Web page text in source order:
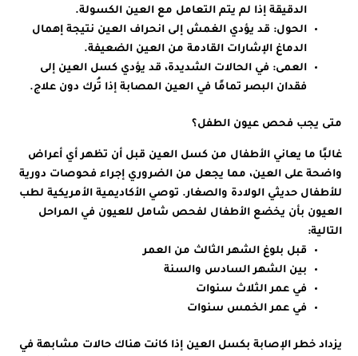
الدقيقة إذا لم يتم التعامل مع العين الكسولة.
الحول: قد يؤدي الغمش إلى انحراف العين نتيجة إهمال
الدماغ الإشارات القادمة من العين الضعيفة.
العمى: في الحالات الشديدة، قد يؤدي كسل العين إلى
فقدان البصر تمامًا في العين المصابة إذا تُرك دون علاج.
متى يجب فحص عيون الطفل؟
غالبًا ما يعاني الأطفال من كسل العين قبل أن تظهر أي أعراض
واضحة على العين، مما يجعل من الضروري إجراء فحوصات دورية
للأطفال حديثي الولادة والصغار. توصي الأكاديمية الأمريكية لطب
العيون بأن يخضع الأطفال لفحص شامل للعيون في المراحل
التالية:
قبل بلوغ الشهر الثالث من العمر
بين الشهر السادس والسنة
في عمر الثلاث سنوات
في عمر الخمس سنوات
يزداد خطر الإصابة بكسل العين إذا كانت هناك حالات مشابهة في